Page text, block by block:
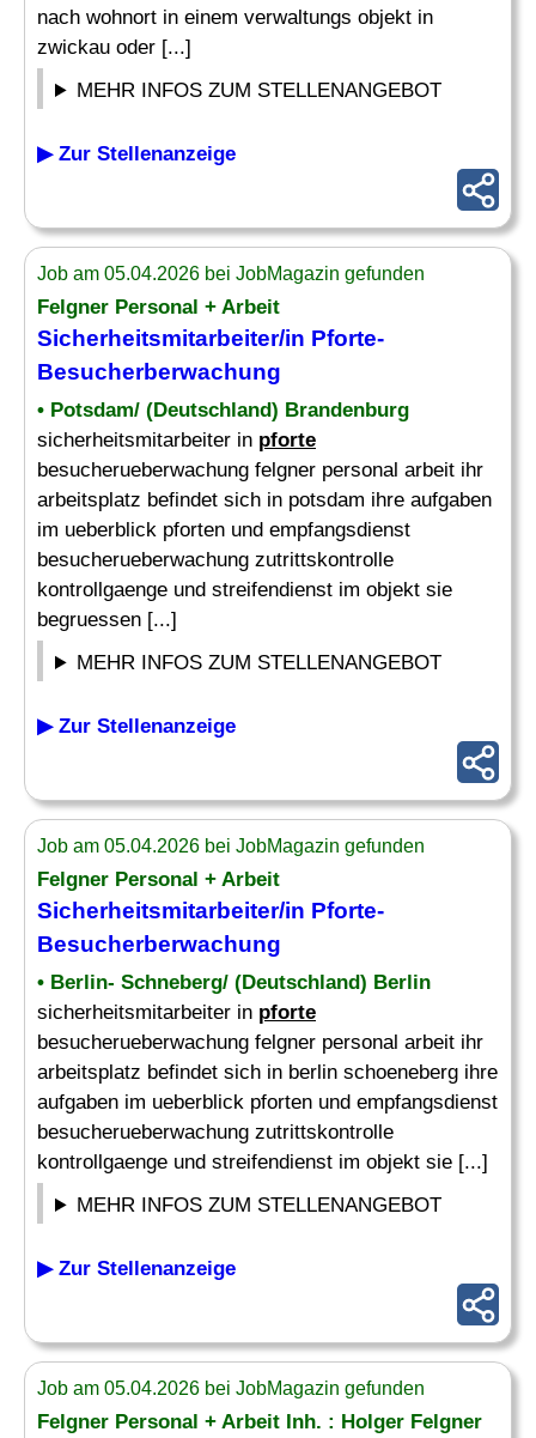
nach wohnort in einem verwaltungs objekt in
zwickau oder [...]
MEHR INFOS ZUM STELLENANGEBOT
▶ Zur Stellenanzeige
Job am 05.04.2026 bei JobMagazin gefunden
Felgner Personal + Arbeit
Sicherheitsmitarbeiter/in Pforte-
Besucherberwachung
• Potsdam/ (Deutschland) Brandenburg
sicherheitsmitarbeiter in pforte
besucherueberwachung felgner personal arbeit ihr
arbeitsplatz befindet sich in potsdam ihre aufgaben
im ueberblick pforten und empfangsdienst
besucherueberwachung zutrittskontrolle
kontrollgaenge und streifendienst im objekt sie
begruessen [...]
MEHR INFOS ZUM STELLENANGEBOT
▶ Zur Stellenanzeige
Job am 05.04.2026 bei JobMagazin gefunden
Felgner Personal + Arbeit
Sicherheitsmitarbeiter/in Pforte-
Besucherberwachung
• Berlin- Schneberg/ (Deutschland) Berlin
sicherheitsmitarbeiter in pforte
besucherueberwachung felgner personal arbeit ihr
arbeitsplatz befindet sich in berlin schoeneberg ihre
aufgaben im ueberblick pforten und empfangsdienst
besucherueberwachung zutrittskontrolle
kontrollgaenge und streifendienst im objekt sie [...]
MEHR INFOS ZUM STELLENANGEBOT
▶ Zur Stellenanzeige
Job am 05.04.2026 bei JobMagazin gefunden
Felgner Personal + Arbeit Inh. : Holger Felgner